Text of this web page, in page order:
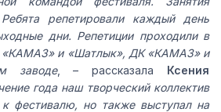
репетировали каждый день
дни. Репетиции проходили в
«КАМАЗ» и «Шатлык», ДК «КАМАЗ» и
заводе, – рассказала Ксения
года наш творческий коллектив
к фестивалю, но также выступал на